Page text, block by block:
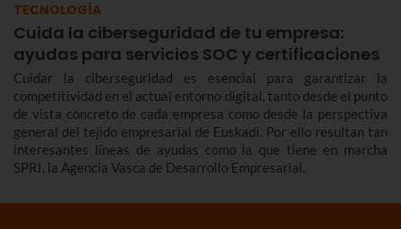
TECNOLOGÍA
Cuida la ciberseguridad de tu empresa:
ayudas para servicios SOC y certificaciones
Cuidar la ciberseguridad es esencial para garantizar la
competitividad en el actual entorno digital, tanto desde el punto
de vista concreto de cada empresa como desde la perspectiva
general del tejido empresarial de Euskadi. Por ello resultan tan
interesantes líneas de ayudas como la que tiene en marcha
SPRI, la Agencia Vasca de Desarrollo Empresarial.